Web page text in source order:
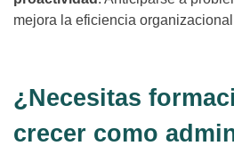
mejora la eficiencia
¿Necesitas
crecer como